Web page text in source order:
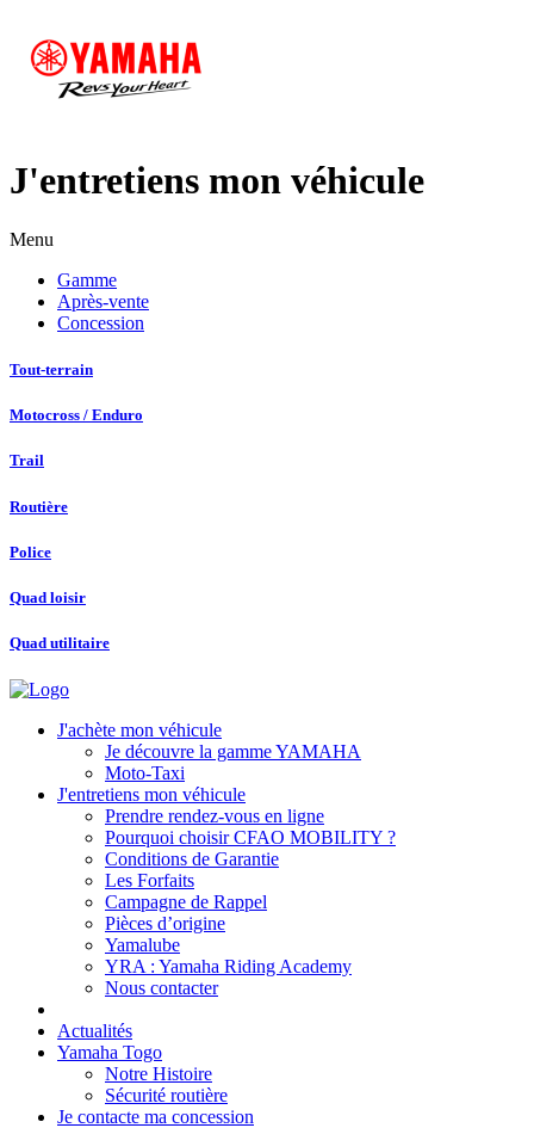
J'entretiens mon véhicule
Menu
Gamme
Après-vente
Concession
Tout-terrain
Motocross / Enduro
Trail
Routière
Police
Quad loisir
Quad utilitaire
J'achète mon véhicule
Je découvre la gamme YAMAHA
Moto-Taxi
J'entretiens mon véhicule
Prendre rendez-vous en ligne
Pourquoi choisir CFAO MOBILITY ?
Conditions de Garantie
Les Forfaits
Campagne de Rappel
Pièces d’origine
Yamalube
YRA : Yamaha Riding Academy
Nous contacter
Actualités
Yamaha Togo
Notre Histoire
Sécurité routière
Je contacte ma concession